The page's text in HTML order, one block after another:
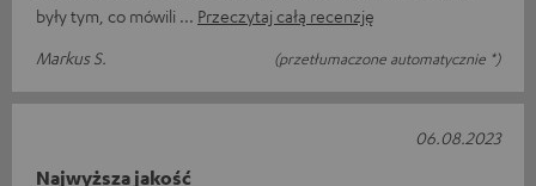
były tym, co mówili
Przeczytaj całą recenzję
Markus S.
(przetłumaczone automatycznie *)
Najwyższa jakość
06.08.2023